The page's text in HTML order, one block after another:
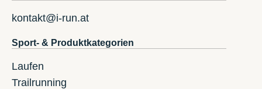
kontakt@i-run.at
Sport- & Produktkategorien
Laufen
Trailrunning